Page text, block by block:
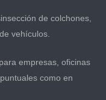
de colchones,
vehículos.
empresas, oficinas
como en